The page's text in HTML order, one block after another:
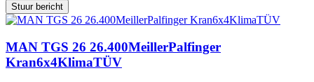
Stuur bericht
MAN TGS 26 26.400MeillerPalfinger
Kran6x4KlimaTÜV